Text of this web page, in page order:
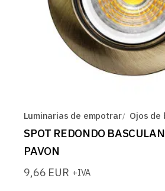
Luminarias de empotrar Ojos de
SPOT REDONDO
PAVON
9,66 EUR +IVA